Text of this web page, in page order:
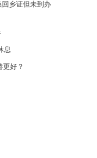
回乡证但未到办
息